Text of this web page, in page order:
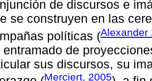
de discursos e
se construyen en las
políticas (Alexander
entramado de
sus discursos, su
Merciert, 2005